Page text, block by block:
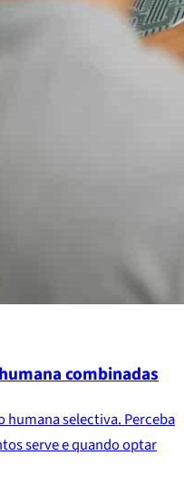
combinadas
humana selectiva. Perceba
serve e quando optar